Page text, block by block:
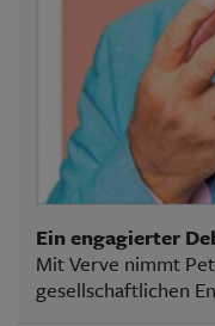
Ein engagierter
Mit Verve nimmt
gesellschaftlichen